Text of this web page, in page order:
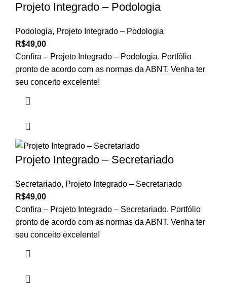
Projeto Integrado – Podologia
Podologia, Projeto Integrado – Podologia
R$49,00
Confira – Projeto Integrado – Podologia. Portfólio
pronto de acordo com as normas da ABNT. Venha ter
seu conceito excelente!
Projeto Integrado – Secretariado
Secretariado, Projeto Integrado – Secretariado
R$49,00
Confira – Projeto Integrado – Secretariado. Portfólio
pronto de acordo com as normas da ABNT. Venha ter
seu conceito excelente!